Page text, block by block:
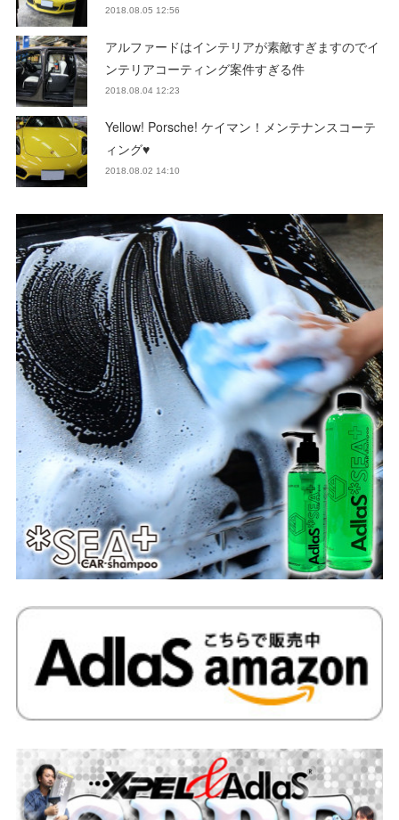
2018.08.05 12:56
アルファードはインテリアが素敵すぎますのでイ
ンテリアコーティング案件すぎる件
2018.08.04 12:23
Yellow! Porsche! ケイマン！メンテナンスコーテ
ィング♥
2018.08.02 14:10